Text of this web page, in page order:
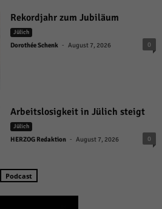
Rekordjahr zum Jubiläum
Jülich
Dorothée Schenk - August 7, 2026 0
Arbeitslosigkeit in Jülich steigt
Jülich
HERZOG Redaktion - August 7, 2026 0
Podcast